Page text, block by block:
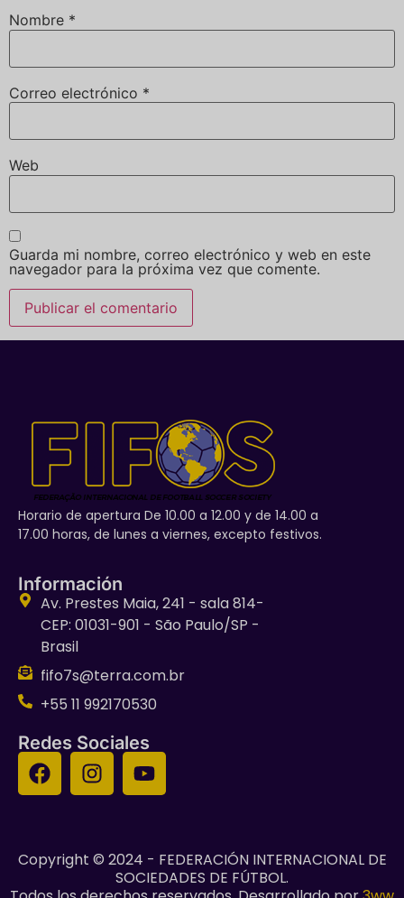
Nombre *
Correo electrónico *
Web
Guarda mi nombre, correo electrónico y web en este
navegador para la próxima vez que comente.
Horario de apertura De 10.00 a 12.00 y de 14.00 a
17.00 horas, de lunes a viernes, excepto festivos.
Información
Av. Prestes Maia, 241 - sala 814-
CEP: 01031-901 - São Paulo/SP -
Brasil
fifo7s@terra.com.br
+55 11 992170530
Redes Sociales
Copyright © 2024 - FEDERACIÓN INTERNACIONAL DE
SOCIEDADES DE FÚTBOL.